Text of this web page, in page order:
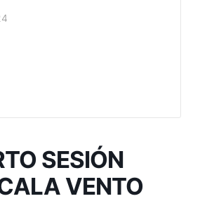
SESIÓN
VENTO